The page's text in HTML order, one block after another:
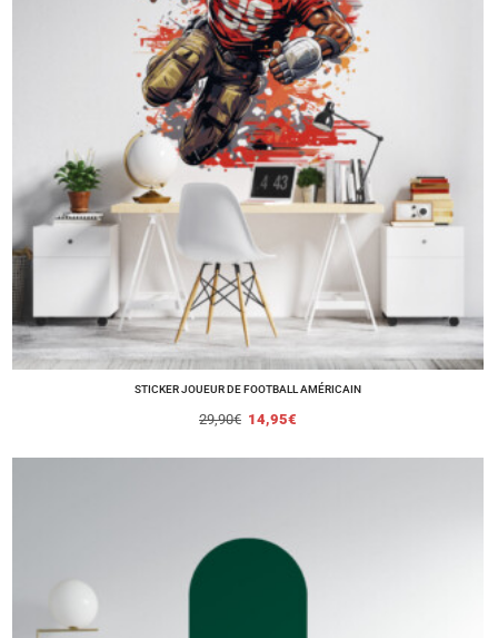
STICKER JOUEUR DE FOOTBALL AMÉRICAIN
29,90€ 14,95€